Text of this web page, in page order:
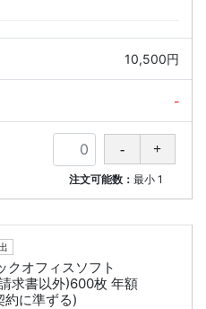
10,500円
-
注文可能数：最小 1
オフィスソフト
求書以外)600枚 年額
約に準ずる)